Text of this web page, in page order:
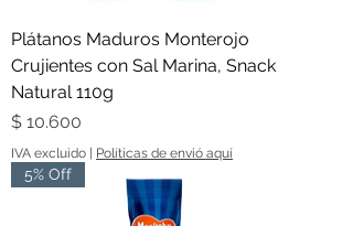
Plátanos Maduros Monterojo
Crujientes con Sal Marina, Snack
Natural 110g
Precio
$ 10.600
IVA excluido Políticas de envió aquí
5% Off